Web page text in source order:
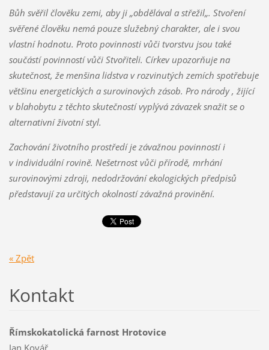
Bůh svěřil člověku zemi, aby ji „obdělával a střežil„. Stvoření
svěřené člověku nemá pouze služebný charakter, ale i svou
vlastní hodnotu. Proto povinnosti vůči tvorstvu jsou také
součástí povinností vůči Stvořiteli. Církev upozorňuje na
skutečnost, že menšina lidstva v rozvinutých zemích spotřebuje
většinu energetických a surovinových zásob. Pro národy , žijící
v blahobytu z těchto skutečností vyplývá závazek snažit se o
alternativní životní styl.
Zachování životního prostředí je závažnou povinností i
v individuální rovině. Nešetrnost vůči přírodě, mrhání
surovinovými zdroji, nedodržování ekologických předpisů
představují za určitých okolností závažná provinění.
« Zpět
Kontakt
Římskokatolická farnost Hrotovice
Jan Kovář